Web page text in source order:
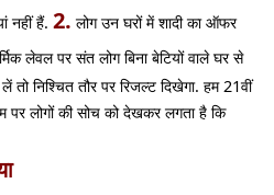
नहीं हैं. 2. लोग उन घरों में शादी का ऑफर
लेवल पर संत लोग बिना बेटियों वाले घर से
तो निश्चित तौर पर रिजल्ट दिखेगा. हम 21वीं
लोगों की सोच को देखकर लगता है कि